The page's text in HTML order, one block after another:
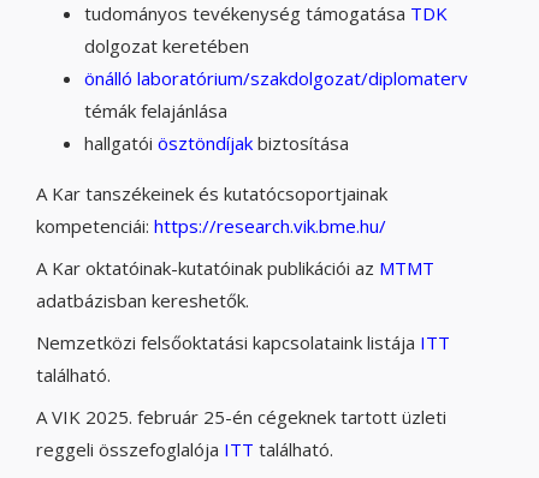
tudományos tevékenység támogatása TDK
dolgozat keretében
önálló laboratórium/szakdolgozat/diplomaterv
témák felajánlása
hallgatói ösztöndíjak biztosítása
A Kar tanszékeinek és kutatócsoportjainak
kompetenciái: https://research.vik.bme.hu/
A Kar oktatóinak-kutatóinak publikációi az MTMT
adatbázisban kereshetők.
Nemzetközi felsőoktatási kapcsolataink listája ITT
található.
A VIK 2025. február 25-én cégeknek tartott üzleti
reggeli összefoglalója ITT található.